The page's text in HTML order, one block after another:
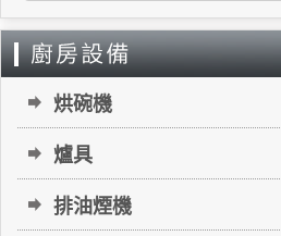
烘碗機
爐具
排油煙機